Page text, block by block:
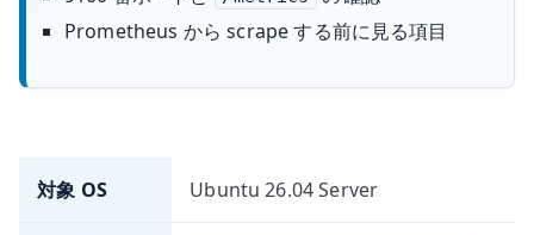
Prometheus から scrape する前に見る項目
対象 OS Ubuntu 26.04 Server